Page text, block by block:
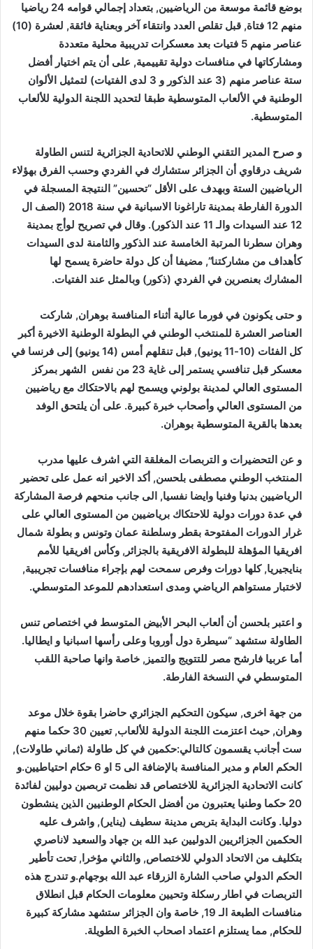
بوضع قائمة موسعة من الرياضيين, بتعداد إجمالي قوامه 24 رياضيا
منهم 12 فتاة, قبل تقلص العدد وانتقاء آخر وبعناية فائقة, لعشرة (10)
عناصر منهم 5 فتيات بعد معسكرات تدريبية محلية متعددة
ومشاركاتها في منافسات دولية تقييمية, على أن يتم اختيار أفضل
ستة عناصر منهم (3 عند الذكور و 3 لدى الفتيات) لتمثيل الألوان
الوطنية في الألعاب المتوسطية طبقا لتحديد اللجنة الدولية للألعاب
المتوسطية.
و صرح المدير التقني الوطني للاتحادية الجزائرية لتنس الطاولة
شريف درقاوي أن الجزائر ستشارك في الفردي وحسب الفرق بهؤلاء
الرياضيين الستة وبهدف على الأقل “تحسين” النتيجة المسجلة في
الدورة الفارطة بمدينة تاراغونا الاسبانية في سنة 2018 (الصف ال
12 عند السيدات والـ 11 عند الذكور). وقال في تصريح لوأج بمدينة
وهران سطرنا المرتبة الخامسة عند الذكور والثامنة لدى السيدات
كأهداف من مشاركتنا”, مضيفا أن كل دولة حاضرة يسمح لها
المشارك بعنصرين في الفردي (ذكور) وبالمثل عند الفتيات.
و حتى يكونون في فورما عالية أثناء المنافسة بوهران, شاركت
العناصر العشرة للمنتخب الوطني في البطولة الوطنية الاخيرة أكبر
كل الفئات (10-11 يونيو), قبل تنقلهم أمس (14 يونيو) إلى فرنسا في
معسكر قبل تنافسي يستمر إلى غاية 23 من نفس الشهر بمركز
المستوى العالي لمدينة بولوني ويسمح لهم بالاحتكاك مع رياضيين
من المستوى العالي وأصحاب خبرة كبيرة. على أن يلتحق الوفد
بعدها بالقرية المتوسطية بوهران.
و عن التحضيرات و التربصات المغلقة التي اشرف عليها مدرب
المنتخب الوطني مصطفى بلحسن, أكد الاخير انه عمل على تحضير
الرياضيين بدنيا وفنيا وايضا نفسيا, الى جانب منحهم فرصة المشاركة
في عدة دورات دولية للاحتكاك برياضيين من المستوى العالي على
غرار الدورات المفتوحة بقطر وسلطنة عمان وتونس و بطولة شمال
افريقيا المؤهلة للبطولة الافريقية بالجزائر, وكأس افريقيا للأمم
بنايجيريا, كلها دورات وفرص سمحت لهم بإجراء منافسات تجريبية,
لاختبار مستواهم الرياضي ومدى استعدادهم للموعد المتوسطي.
و اعتبر بلحسن أن ألعاب البحر الأبيض المتوسط في اختصاص تنس
الطاولة ستشهد “سيطرة دول أوروبا وعلى رأسها اسبانيا و ايطاليا.
أما عربيا فارشح مصر للتتويج والتميز, خاصة وانها صاحبة اللقب
المتوسطي في النسخة الفارطة.
من جهة اخرى, سيكون التحكيم الجزائري حاضرا بقوة خلال موعد
وهران, حيث اعتزمت اللجنة الدولية للألعاب, تعيين 30 حكما منهم
ست أجانب يقسمون كالتالي:حكمين في كل طاولة (ثماني طاولات),
الحكم العام و مدير المنافسة بالإضافة الى 5 او 6 حكام احتياطيين.و
كانت الاتحادية الجزائرية للاختصاص قد نظمت تربصين دوليين لفائدة
20 حكما وطنيا يعتبرون من أفضل الحكام الوطنيين الذين ينشطون
دوليا. وكانت البداية بتربص مدينة سطيف (يناير), واشرف عليه
الحكمين الجزائريين الدوليين عبد الله بن جهاد والسعيد لاناصري
بتكليف من الاتحاد الدولي للاختصاص, والثاني مؤخرا, تحت تأطير
الحكم الدولي صاحب الشارة الزرقاء عبد الله بوجهام.و تندرج هذه
التربصات في اطار رسكلة وتحيين معلومات الحكام قبل انطلاق
منافسات الطبعة الـ 19, خاصة وان الجزائر ستشهد مشاركة كبيرة
للحكام, مما يستلزم اعتماد اصحاب الخبرة الطويلة.